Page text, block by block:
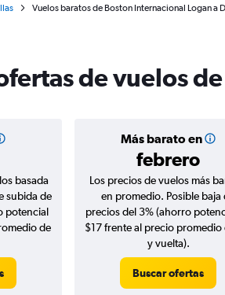
Vuelos baratos de Boston Internacional Logan a
de vuelos
Más barato en
febrero
basada
subida de
potencial
de
Los precios de vuelos más
en promedio. Posible baja
precios del 3% (ahorro
$17 frente al precio promedio
y vuelta).
Buscar ofertas